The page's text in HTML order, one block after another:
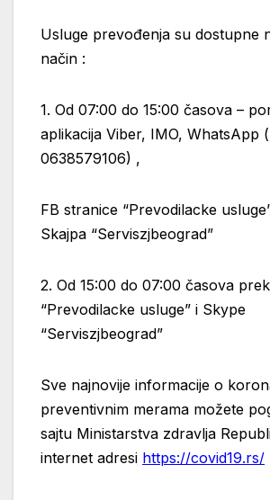
Usluge prevođenja su dostupne
način :
1. Od 07:00 do 15:00 časova –
aplikacija Viber, IMO, WhatsApp
0638579106) ,
FB stranice “Prevodilacke
Skajpa “Serviszjbeograd”
2. Od 15:00 do 07:00 časova
“Prevodilacke usluge” i Skype
“Serviszjbeograd”
Sve najnovije informacije o
preventivnim merama možete
sajtu Ministarstva zdravlja
internet adresi https://covid19.rs/